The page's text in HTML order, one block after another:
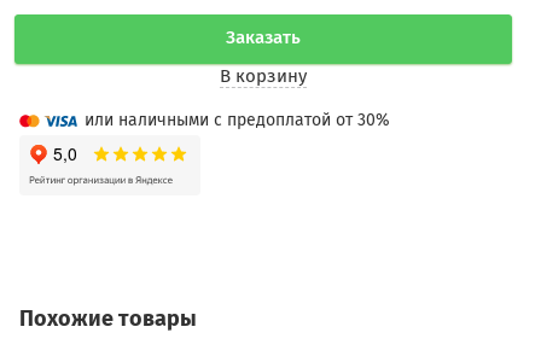
Заказать
В корзину
или наличными с предоплатой от 30%
Похожие товары